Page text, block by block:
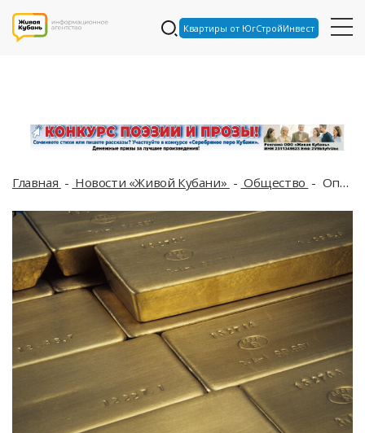
Квартиры от ЮгСтройИнвест
Главная Новости «Живой Кубани» Общество Опубликовано расписание, как пройдёт встреча Трампа с Зеленским, биржевая цена золота обновила исторический максимум: что произошло, пока вы спали